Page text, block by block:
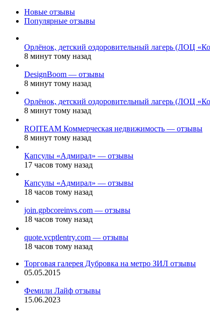
Новые отзывы
Популярные отзывы
Орлёнок, детский оздоровительный лагерь (ЛОЦ
8 минут тому назад
DesignBoom — отзывы
8 минут тому назад
Орлёнок, детский оздоровительный лагерь (ЛОЦ
8 минут тому назад
ROITEAM Коммерческая недвижимость — отзывы
8 минут тому назад
Капсулы «Адмирал» — отзывы
17 часов тому назад
Капсулы «Адмирал» — отзывы
18 часов тому назад
join.gpbcoreinvs.com — отзывы
18 часов тому назад
quote.vcptlentry.com — отзывы
18 часов тому назад
Торговая галерея Дубровка на метро ЗИЛ отзывы
05.05.2015
Фемили Лайф отзывы
15.06.2023